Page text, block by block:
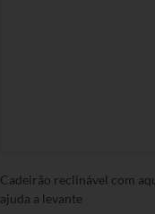
Cadeirão reclinável com
ajuda a levante